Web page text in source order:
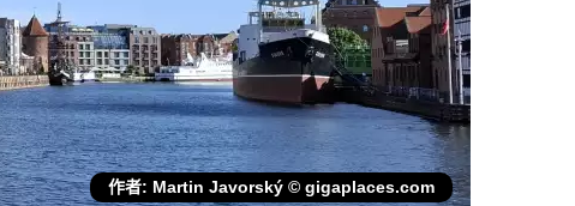
作者: Martin Javorský © gigaplaces.com